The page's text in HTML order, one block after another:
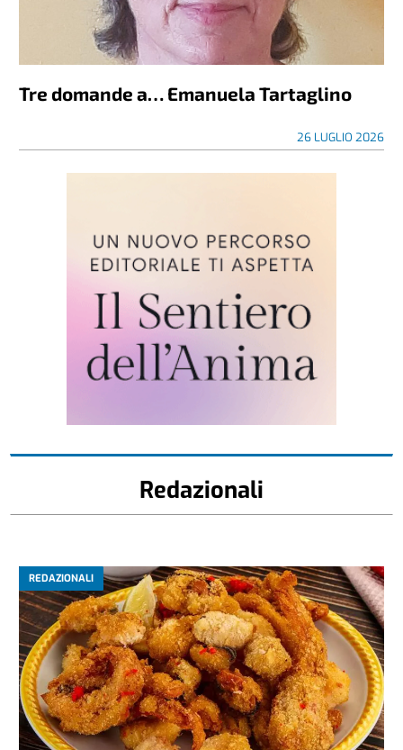
Tre domande a… Emanuela Tartaglino
26 LUGLIO 2026
Redazionali
REDAZIONALI